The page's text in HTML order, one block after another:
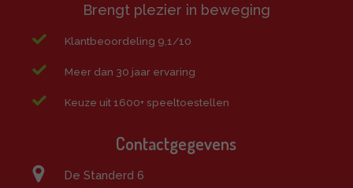
Brengt plezier in beweging
Klantbeoordeling 9,1/10
Meer dan 30 jaar ervaring
Keuze uit 1600+ speeltoestellen
Contactgegevens
De Standerd 6